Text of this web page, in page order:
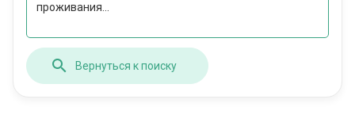
проживания...
Вернуться к поиску